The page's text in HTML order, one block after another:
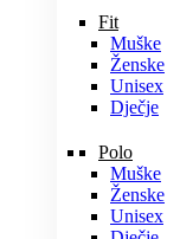
Fit
Muške
Ženske
Unisex
Dječje
Polo
Muške
Ženske
Unisex